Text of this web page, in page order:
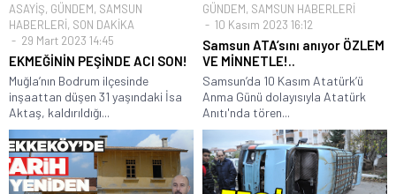
ASAYİŞ, GÜNDEM, SAMSUN
HABERLERİ, SON DAKİKA
29 Mart 2023 14:45
EKMEĞİNİN PEŞİNDE ACI SON!
Muğla’nın Bodrum ilçesinde
inşaattan düşen 31 yaşındaki İsa
Aktaş, kaldırıldığı...
GÜNDEM, SAMSUN HABERLERİ
10 Kasım 2023 16:12
Samsun ATA’sını anıyor ÖZLEM
VE MİNNETLE!..
Samsun’da 10 Kasım Atatürk’ü
Anma Günü dolayısıyla Atatürk
Anıtı'nda tören...